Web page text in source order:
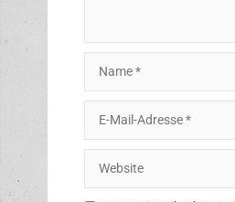
Mail-
Adresse